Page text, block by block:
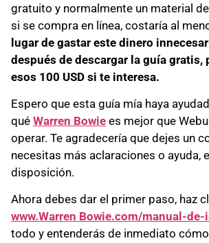
gratuito y normalmente un material
si se compra en línea, costaría al
lugar de gastar este dinero
después de descargar la guía gratis,
esos 100 USD si te interesa.
Espero que esta guía mía haya
qué Warren Bowie es mejor que
operar. Te agradecería que dejes un
necesitas más aclaraciones o ayuda,
disposición.
Ahora debes dar el primer paso, haz
www.Warren Bowie.com/manual-
todo y entenderás de inmediato